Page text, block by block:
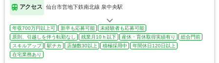
アクセス 仙台市営地下鉄南北線 泉中央駅
年収700万円以上可 新卒も応募可能
未経験者も応募可能
原則、引越しを伴う転勤なし
残業月10ｈ以下 産休・育休取得実績有り
総合門前
スキルアップ
駅チカ 店舗数30以上 積極採用中
年間休日120日以上
在宅業務あり